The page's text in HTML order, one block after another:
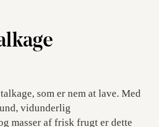
som er nem at lave. Med
vidunderlig
masser af frisk frugt er dette